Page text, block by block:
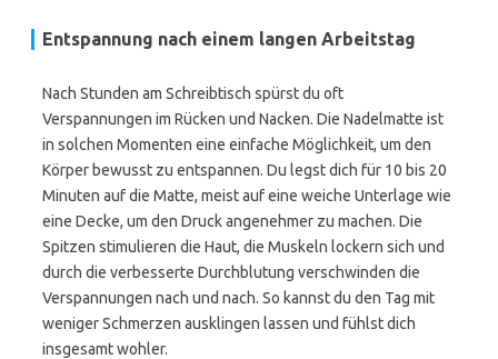
Entspannung nach einem langen Arbeitstag
Nach Stunden am Schreibtisch spürst du oft
Verspannungen im Rücken und Nacken. Die Nadelmatte ist
in solchen Momenten eine einfache Möglichkeit, um den
Körper bewusst zu entspannen. Du legst dich für 10 bis 20
Minuten auf die Matte, meist auf eine weiche Unterlage wie
eine Decke, um den Druck angenehmer zu machen. Die
Spitzen stimulieren die Haut, die Muskeln lockern sich und
durch die verbesserte Durchblutung verschwinden die
Verspannungen nach und nach. So kannst du den Tag mit
weniger Schmerzen ausklingen lassen und fühlst dich
insgesamt wohler.